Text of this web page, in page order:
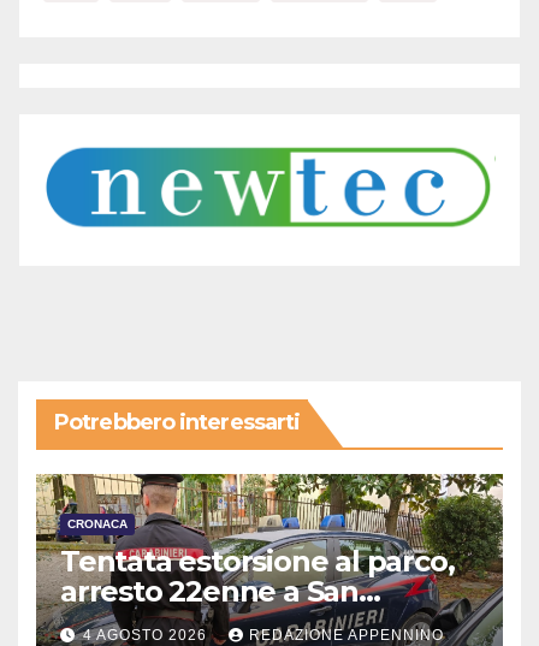
Potrebbero interessarti
CRONACA
Tentata estorsione al parco,
arresto 22enne a San
Severino
4 AGOSTO 2026 REDAZIONE APPENNINO